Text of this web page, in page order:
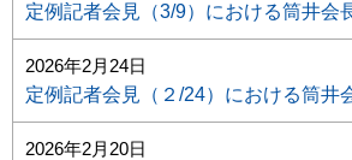
定例記者会見（3/9）における筒井会
2026年2月24日
定例記者会見（２/24）における筒井
2026年2月20日